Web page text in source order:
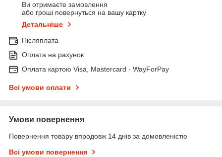
Ви отримаєте замовлення
або гроші повернуться на вашу картку
Детальніше
Післяплата
Оплата на рахунок
Оплата картою Visa, Mastercard - WayForPay
Всі умови оплати
Умови повернення
Повернення товару впродовж 14 днів за домовленістю
Всі умови повернення